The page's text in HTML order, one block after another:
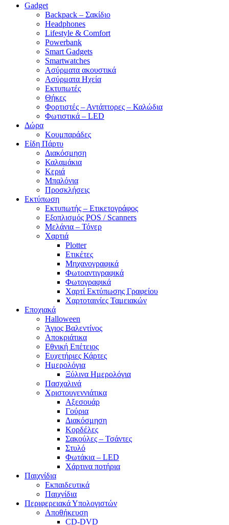
Gadget
Backpack – Σακίδιο
Headphones
Lifestyle & Comfort
Powerbank
Smart Gadgets
Smartwatches
Ασύρματα ακουστικά
Ασύρματα Ηχεία
Εκτυπωτές
Θήκες
Φορτιστές – Αντάπτορες – Καλώδια
Φωτιστικά – LED
Δώρα
Κουμπαράδες
Είδη Πάρτυ
Διακόσμηση
Καλαμάκια
Κεριά
Μπαλόνια
Προσκλήσεις
Εκτύπωση
Εκτυπωτής – Ετικετογράφος
Εξοπλισμός POS / Scanners
Μελάνια – Τόνερ
Χαρτιά
Plotter
Ετικέτες
Μηχανογραφικά
Φωτοαντιγραφικά
Φωτογραφικά
Χαρτί Εκτύπωσης Γραφείου
Χαρτοταινίες Ταμειακών
Εποχιακά
Halloween
Άγιος Βαλεντίνος
Αποκριάτικα
Εθνική Επέτειος
Ευχετήριες Κάρτες
Ημερολόγια
Ξύλινα Ημερολόγια
Πασχαλινά
Χριστουγεννιάτικα
Αξεσουάρ
Γούρια
Διακόσμηση
Κορδέλες
Σακούλες – Τσάντες
Στυλό
Φωτάκια – LED
Χάρτινα ποτήρια
Παιχνίδια
Εκπαιδευτικά
Παιχνίδια
Περιφερειακά Υπολογιστών
Αποθήκευση
CD-DVD